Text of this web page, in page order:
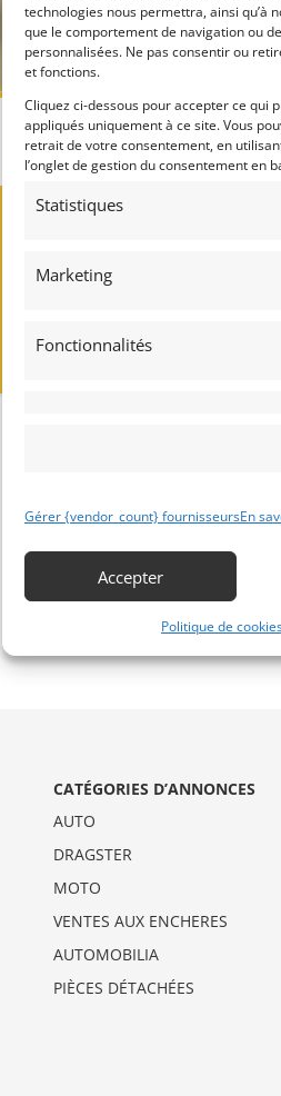
technologies nous permettra, ainsi qu’à
que le comportement de navigation ou
personnalisées. Ne pas consentir ou
et fonctions.
Cliquez ci-dessous pour accepter ce qui
appliqués uniquement à ce site. Vous
retrait de votre consentement, en
l’onglet de gestion du consentement en
Statistiques
Marketing
Fonctionnalités
Gérer {vendor_count} fournisseursEn
Accepter
Politique de
16
GOLF RALLY G60 4X4 1991
[VENDU]
REIMS (FRANCE)
10 mars 2023
1 115
Volkswagen Golf rally g60 4x4 1991, 12
8250 kilomètres certifiés, 100 %
vierge, expertisée, CG Française.
CATÉGORIES D’ANNONCES
AUTO
DRAGSTER
MOTO
VENTES AUX ENCHERES
AUTOMOBILIA
PIÈCES DÉTACHÉES